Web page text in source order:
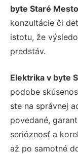
byte Staré Mesto
konzultácie či
istotu, že
predstáv.
Elektrika v byte
podobe
ste na správnej
povedané,
serióznosť a
až po samotné